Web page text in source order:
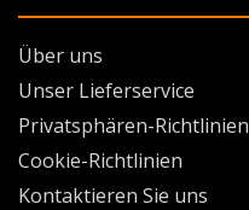
Über uns
Unser Lieferservice
Privatsphären-Richtlinien
Cookie-Richtlinien
Kontaktieren Sie uns